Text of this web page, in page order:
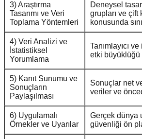
3) Araştırma
Tasarımı ve Veri
Toplama Yöntemleri
Deneysel
grupları ve çift
konusunda
4) Veri Analizi ve
İstatistiksel
Yorumlama
Tanımlayıcı
etki büyüklüğü
5) Kanıt Sunumu ve
Sonuçların
Paylaşılması
Sonuçlar net
veriler ve
6) Uygulamalı
Örnekler ve Uyarılar
Gerçek dünya
güvenliği ön